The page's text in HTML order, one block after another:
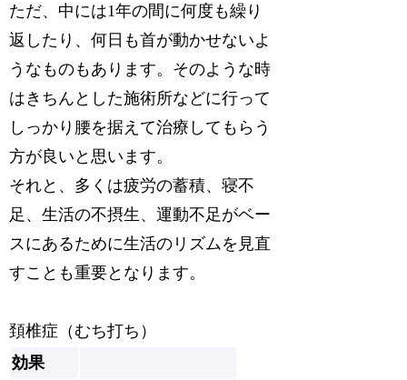
ただ、中には1年の間に何度も繰り
返したり、何日も首が動かせないよ
うなものもあります。そのような時
はきちんとした施術所などに行って
しっかり腰を据えて治療してもらう
方が良いと思います。
それと、多くは疲労の蓄積、寝不
足、生活の不摂生、運動不足がベー
スにあるために生活のリズムを見直
すことも重要となります。
頚椎症（むち打ち）
効果